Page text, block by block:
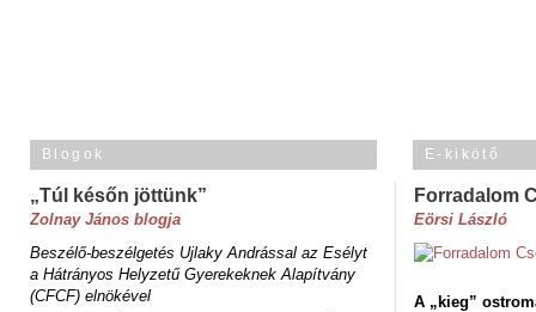
Blogok
„Túl későn jöttünk”
Zolnay János blogja
Beszélő-beszélgetés Ujlaky Andrással az Esélyt
a Hátrányos Helyzetű Gyerekeknek Alapítvány
(CFCF) elnökével
E-kikötő
Forradalom
Eörsi László
A „kieg”